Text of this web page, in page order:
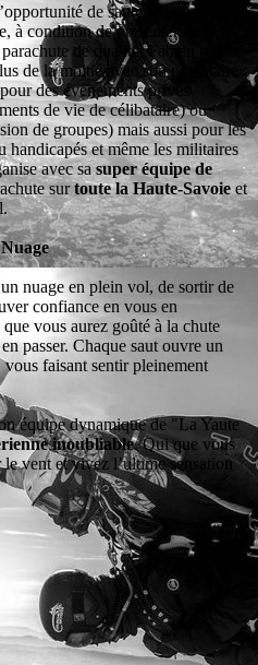
de sauter en toute
à condition de présenter un
de qualité. Fabien réalise
de la moitié avec son partenaire
des événements privés
de vie de célibataire) ou
de groupes) mais aussi pour les
handicapés et même les militaires
avec sasuper équipe de
surtoute la Haute-Savoie et
nuage en plein vol, de sortir de
confiance en vous en
vous aurez goûté à la chute
passer. Chaque saut ouvre un
faisant sentir pleinement
équipe dynamique de "La Yaute
inoubliable. Qui que vous
vent et vivez l’ultime sensation